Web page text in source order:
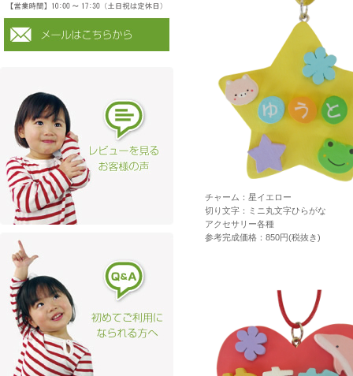
チャーム：星イエロー
切り文字：ミニ丸文字ひらがな
アクセサリー各種
参考完成価格：850円(税抜き)